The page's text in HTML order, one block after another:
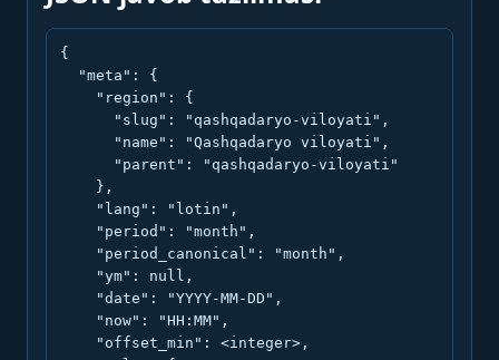
{
  "meta": {
    "region": {
      "slug": "qashqadaryo-viloyati",
      "name": "Qashqadaryo viloyati",
      "parent": "qashqadaryo-viloyati"
    },
    "lang": "lotin",
    "period": "month",
    "period_canonical": "month",
    "ym": null,
    "date": "YYYY-MM-DD",
    "now": "HH:MM",
    "offset_min": <integer>,